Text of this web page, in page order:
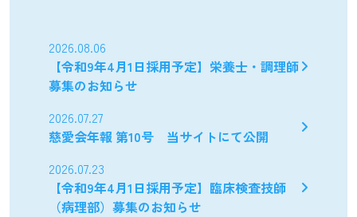
2026.08.06
【令和9年4月1日採用予定】栄養士・調理師
募集のお知らせ
2026.07.27
慈愛会年報 第10号 当サイトにて公開
2026.07.23
【令和9年4月1日採用予定】臨床検査技師
（病理部）募集のお知らせ